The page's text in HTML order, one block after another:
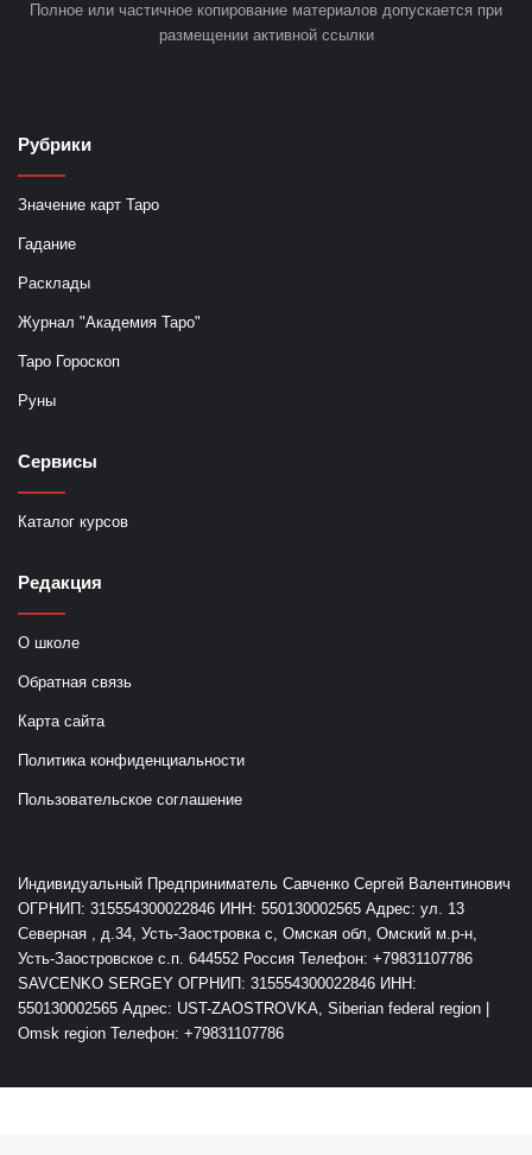
Полное или частичное копирование материалов допускается при
размещении активной ссылки
Рубрики
Значение карт Таро
Гадание
Расклады
Журнал "Академия Таро"
Таро Гороскоп
Руны
Сервисы
Каталог курсов
Редакция
О школе
Обратная связь
Карта сайта
Политика конфиденциальности
Пользовательское соглашение
Индивидуальный Предприниматель Савченко Сергей Валентинович
ОГРНИП: 315554300022846 ИНН: 550130002565 Адрес: ул. 13
Северная , д.34, Усть-Заостровка с, Омская обл, Омский м.р-н,
Усть-Заостровское с.п. 644552 Россия Телефон: +79831107786
SAVCENKO SERGEY ОГРНИП: 315554300022846 ИНН:
550130002565 Адрес: UST-ZAOSTROVKA, Siberian federal region |
Omsk region Телефон: +79831107786